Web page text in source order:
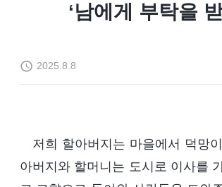
‘남에게 부탁을
2025.8.8
저희 할아버지는 마을에서 덕망
아버지와 할머니는 도시로 이사를